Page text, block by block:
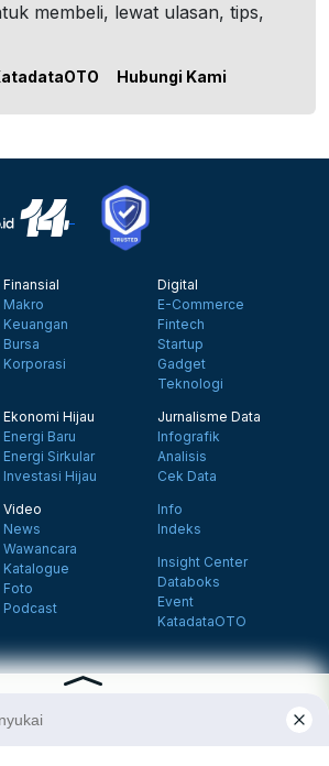
membeli, lewat ulasan, tips,
Hubungi Kami
Finansial
Makro
Keuangan
Bursa
Korporasi
Digital
E-Commerce
Fintech
Startup
Gadget
Teknologi
Ekonomi Hijau
Energi Baru
Energi Sirkular
Investasi Hijau
Jurnalisme Data
Infografik
Analisis
Cek Data
Video
News
Wawancara
Katalogue
Foto
Podcast
Info
Indeks
Insight Center
Databoks
Event
KatadataOTO